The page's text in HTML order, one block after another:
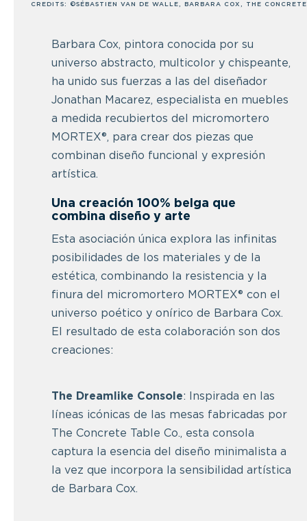
CREDITS: ©SÉBASTIEN VAN DE WALLE, BARBARA COX, THE
Barbara Cox, pintora conocida por su
universo abstracto, multicolor y chispeante,
ha unido sus fuerzas a las del diseñador
Jonathan Macarez, especialista en muebles
a medida recubiertos del micromortero
MORTEX®, para crear dos piezas que
combinan diseño funcional y expresión
artística.
Una creación 100% belga que
combina diseño y arte
Esta asociación única explora las infinitas
posibilidades de los materiales y de la
estética, combinando la resistencia y la
finura del micromortero MORTEX® con el
universo poético y onírico de Barbara Cox.
El resultado de esta colaboración son dos
creaciones:
The Dreamlike Console: Inspirada en las
líneas icónicas de las mesas fabricadas por
The Concrete Table Co., esta consola
captura la esencia del diseño minimalista a
la vez que incorpora la sensibilidad artística
de Barbara Cox.